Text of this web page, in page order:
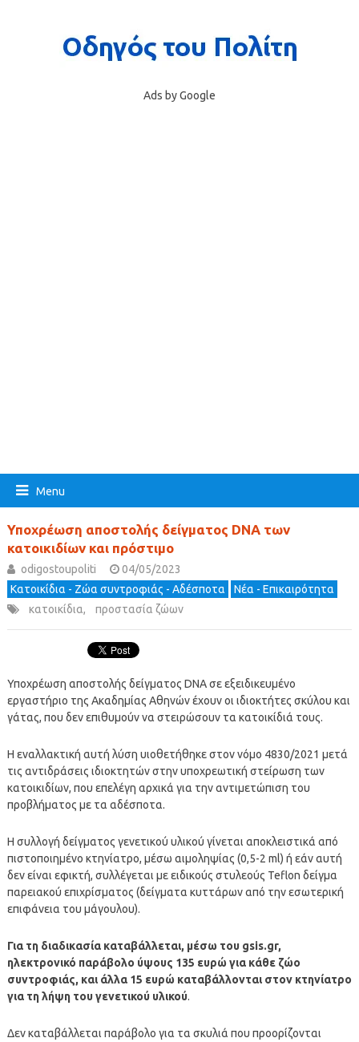
Ads by Google
Menu
Υποχρέωση αποστολής δείγματος DNA των
κατοικιδίων και πρόστιμο
odigostoupoliti
04/05/2023
Κατοικίδια - Ζώα συντροφιάς - Αδέσποτα
Νέα - Επικαιρότητα
κατοικίδια, προστασία ζώων
Υποχρέωση αποστολής δείγματος DNA σε εξειδικευμένο
εργαστήριο της Ακαδημίας Αθηνών έχουν οι ιδιοκτήτες σκύλου και
γάτας, που δεν επιθυμούν να στειρώσουν τα κατοικίδιά τους.
Η εναλλακτική αυτή λύση υιοθετήθηκε στον νόμο 4830/2021 μετά
τις αντιδράσεις ιδιοκτητών στην υποχρεωτική στείρωση των
κατοικιδίων, που επελέγη αρχικά για την αντιμετώπιση του
προβλήματος με τα αδέσποτα.
Η συλλογή δείγματος γενετικού υλικού γίνεται αποκλειστικά από
πιστοποιημένο κτηνίατρο, μέσω αιμοληψίας (0,5-2 ml) ή εάν αυτή
δεν είναι εφικτή, συλλέγεται με ειδικούς στυλεούς Teflon δείγμα
παρειακού επιχρίσματος (δείγματα κυττάρων από την εσωτερική
επιφάνεια του μάγουλου).
Για τη διαδικασία καταβάλλεται, μέσω του gsis.gr,
ηλεκτρονικό παράβολο ύψους 135 ευρώ για κάθε ζώο
συντροφιάς, και άλλα 15 ευρώ καταβάλλονται στον κτηνίατρο
για τη λήψη του γενετικού υλικού.
Δεν καταβάλλεται παράβολο για τα σκυλιά που προορίζονται